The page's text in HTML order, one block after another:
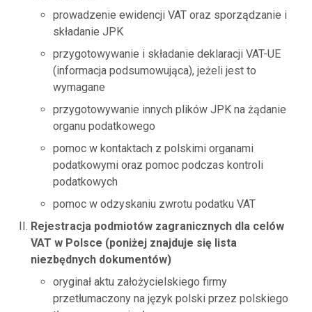
prowadzenie ewidencji VAT oraz sporządzanie i
składanie JPK
przygotowywanie i składanie deklaracji VAT-UE
(informacja podsumowująca), jeżeli jest to
wymagane
przygotowywanie innych plików JPK na żądanie
organu podatkowego
pomoc w kontaktach z polskimi organami
podatkowymi oraz pomoc podczas kontroli
podatkowych
pomoc w odzyskaniu zwrotu podatku VAT
Rejestracja podmiotów zagranicznych dla celów
VAT w Polsce (poniżej znajduje się lista
niezbędnych dokumentów)
oryginał aktu założycielskiego firmy
przetłumaczony na język polski przez polskiego